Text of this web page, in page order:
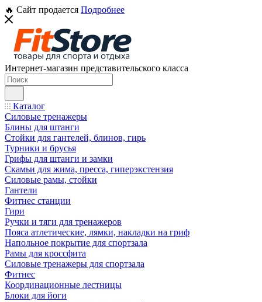
🔥 Сайт продается Подробнее
Интернет-магазин представительского класса
Каталог
Силовые тренажеры
Блины для штанги
Стойки для гантелей, блинов, гирь
Турники и брусья
Грифы для штанги и замки
Скамьи для жима, пресса, гиперэкстензия
Силовые рамы, стойки
Гантели
Фитнес станции
Гири
Ручки и тяги для тренажеров
Пояса атлетические, лямки, накладки на гриф
Напольное покрытие для спортзала
Рамы для кроссфита
Силовые тренажеры для спортзала
Фитнес
Координационные лестницы
Блоки для йоги